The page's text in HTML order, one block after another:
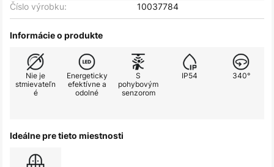
Číslo výrobku:
10037784
Informácie o produkte
Nie je
stmievateľn
é
Energeticky
efektívne a
odolné
S
pohybovým
senzorom
IP54 340°
Ideálne pre tieto miestnosti